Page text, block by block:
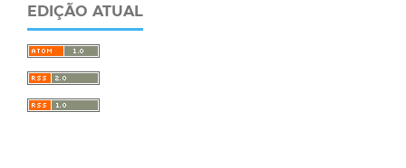
EDIÇÃO ATUAL